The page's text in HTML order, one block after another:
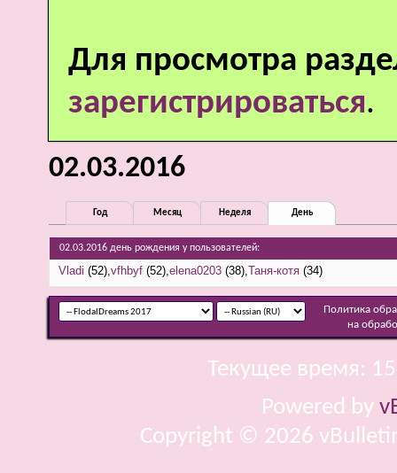
Для просмотра
зарегистрироваться.
02.03.2016
Год Месяц Неделя День
02.03.2016 день рождения у пользователей:
Vladi (52) vfhbyf (52) elena0203 (38) Таня-котя (34)
Политика
на
Текущее время:
Powered by
Copyright © 2026